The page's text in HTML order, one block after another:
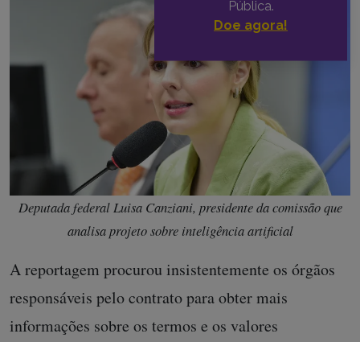
Deputada federal Luisa Canziani, presidente da comissão que
analisa projeto sobre inteligência artificial
A reportagem procurou insistentemente os órgãos
responsáveis pelo contrato para obter mais
informações sobre os termos e os valores
Pública.
Doe agora!